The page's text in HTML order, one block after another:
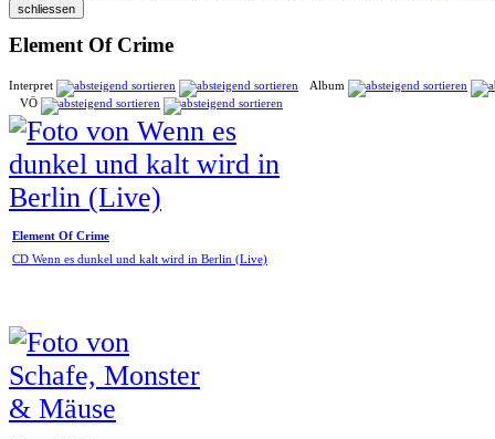
Element Of Crime
Interpret
Album
VÖ
Element Of Crime
CD Wenn es dunkel und kalt wird in Berlin (Live)